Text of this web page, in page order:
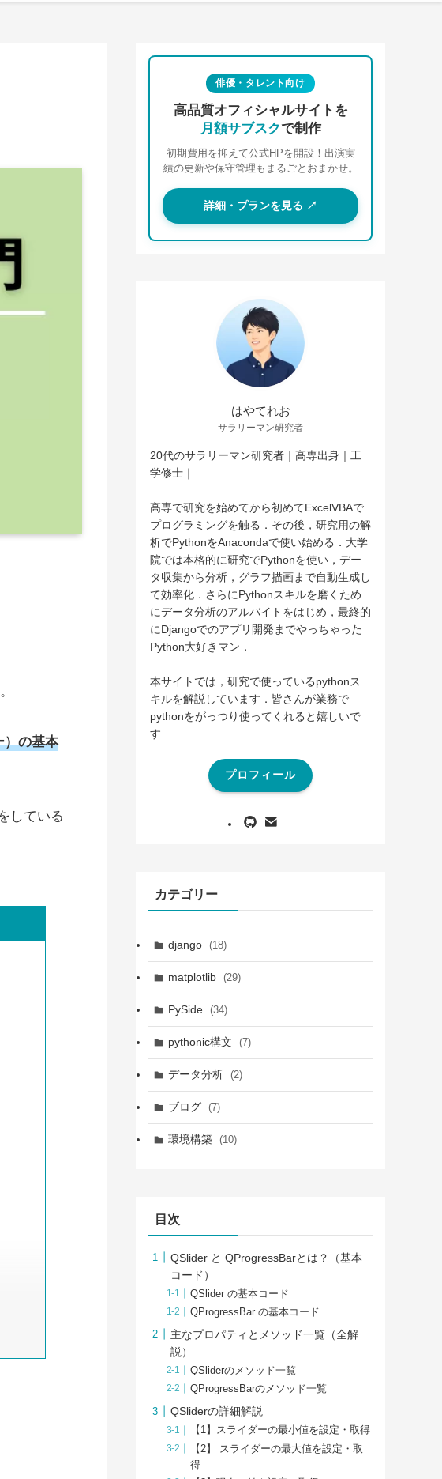
）の基本
している
俳優・タレント向け
高品質オフィシャルサイトを
月額サブスクで制作
初期費用を抑えて公式HPを開設！出演実
績の更新や保守管理もまるごとおまかせ。
詳細・プランを見る ↗
はやてれお
サラリーマン研究者
20代のサラリーマン研究者｜高専出身｜工
学修士｜
高専で研究を始めてから初めてExcelVBAで
プログラミングを触る．その後，研究用の解
析でPythonをAnacondaで使い始める．大学
院では本格的に研究でPythonを使い，デー
タ収集から分析，グラフ描画まで自動生成し
て効率化．さらにPythonスキルを磨くため
にデータ分析のアルバイトをはじめ，最終的
にDjangoでのアプリ開発までやっちゃった
Python大好きマン．
本サイトでは，研究で使っているpythonス
キルを解説しています．皆さんが業務で
pythonをがっつり使ってくれると嬉しいで
す
プロフィール
カテゴリー
django (18)
matplotlib (29)
PySide (34)
pythonic構文 (7)
データ分析 (2)
ブログ (7)
環境構築 (10)
目次
QSlider と QProgressBarとは？（基本
コード）
QSlider の基本コード
QProgressBar の基本コード
主なプロパティとメソッド一覧（全解
説）
QSliderのメソッド一覧
QProgressBarのメソッド一覧
QSliderの詳細解説
【1】スライダーの最小値を設定・取得
【2】 スライダーの最大値を設定・取
得